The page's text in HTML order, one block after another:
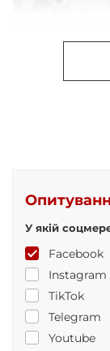
У якій
Facebook
Instagram
TikTok
Telegram
Youtube